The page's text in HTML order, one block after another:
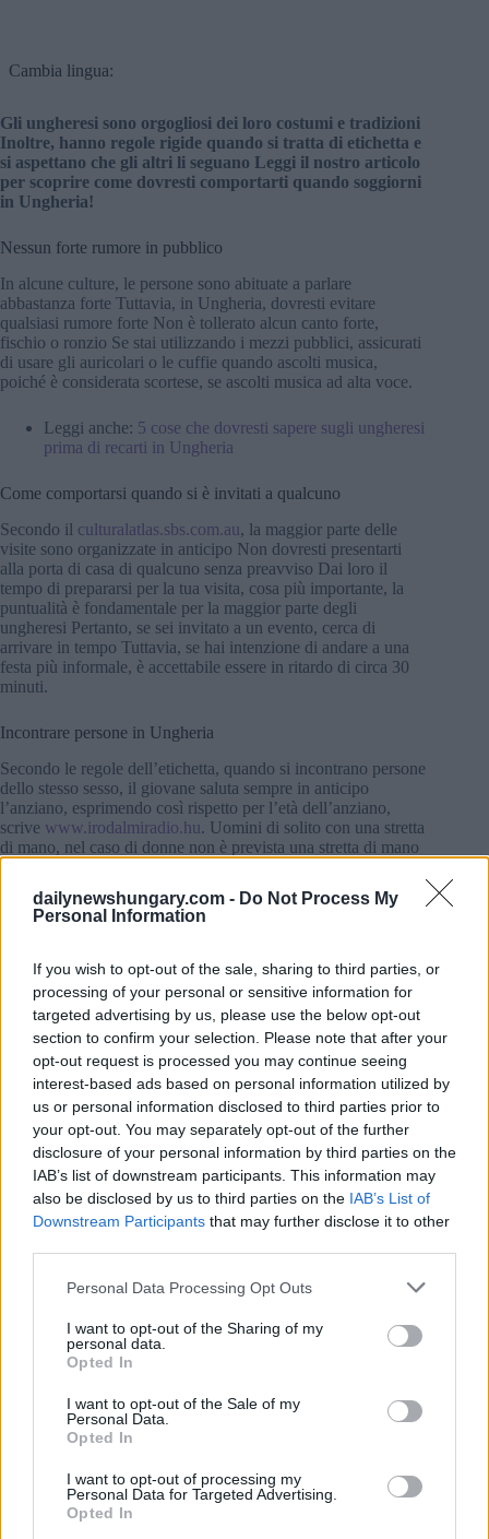
dailynewshungary.com - Do Not Process My
Personal Information
If you wish to opt-out of the sale, sharing to third parties, or
processing of your personal or sensitive information for
targeted advertising by us, please use the below opt-out
section to confirm your selection. Please note that after your
opt-out request is processed you may continue seeing
interest-based ads based on personal information utilized by
us or personal information disclosed to third parties prior to
your opt-out. You may separately opt-out of the further
disclosure of your personal information by third parties on the
IAB’s list of downstream participants. This information may
also be disclosed by us to third parties on the IAB’s List of
Downstream Participants that may further disclose it to other
Please note that this website/app uses one or more Google
not limited to your visit or usage behaviour. You may click to
grant or deny consent to Google and its third-party tags to
use your data for below specified purposes in below Google
consent section.
Personal Data Processing Opt Outs
I want to opt-out of the Sharing of my
personal data.
Opted In
I want to opt-out of the Sale of my
Personal Data.
Opted In
I want to opt-out of processing my
Personal Data for Targeted Advertising.
Opted In
Cambia lingua:
Gli ungheresi sono orgogliosi dei loro costumi e tradizioni
Inoltre, hanno regole rigide quando si tratta di etichetta e
si aspettano che gli altri li seguano Leggi il nostro articolo
per scoprire come dovresti comportarti quando soggiorni
in Ungheria!
Nessun forte rumore in pubblico
In alcune culture, le persone sono abituate a parlare
abbastanza forte Tuttavia, in Ungheria, dovresti evitare
qualsiasi rumore forte Non è tollerato alcun canto forte,
fischio o ronzio Se stai utilizzando i mezzi pubblici, assicurati
di usare gli auricolari o le cuffie quando ascolti musica,
poiché è considerata scortese, se ascolti musica ad alta voce.
Leggi anche: 5 cose che dovresti sapere sugli ungheresi
prima di recarti in Ungheria
Come comportarsi quando si è invitati a qualcuno
Secondo il culturalatlas.sbs.com.au, la maggior parte delle
visite sono organizzate in anticipo Non dovresti presentarti
alla porta di casa di qualcuno senza preavviso Dai loro il
tempo di prepararsi per la tua visita, cosa più importante, la
puntualità è fondamentale per la maggior parte degli
ungheresi Pertanto, se sei invitato a un evento, cerca di
arrivare in tempo Tuttavia, se hai intenzione di andare a una
festa più informale, è accettabile essere in ritardo di circa 30
minuti.
Incontrare persone in Ungheria
Secondo le regole dell’etichetta, quando si incontrano persone
dello stesso sesso, il giovane saluta sempre in anticipo
l’anziano, esprimendo così rispetto per l’età dell’anziano,
scrive www.irodalmiradio.hu. Uomini di solito con una stretta
di mano, nel caso di donne non è prevista una stretta di mano
Secondo le regole del protocollo, è necessario introdurre
persona più giovane, saluta il percorso inferiore/percorso di
rango a quello superiore, (l’arrivo) più tardi alla persona già
Leggi anche:La storia della lingua ungherese
L’ospitalità ungherese
Mangiare e bere sono sempre considerate occasioni speciali
per gli ungheresi. Non importa se si tratta di pranzo o cena,
agli ungheresi piace organizzare l’evento per assicurarsi che
tutto sia appropriato per l’occasione. Quando si fa il catering a
casa, l’ospite accoglie personalmente tutti gli ospiti in arrivo e
garantisce che gli ospiti bevano immediatamente. Mentre gli
ospiti se ne vanno, l’ospite esprime quanto è grato che gli
ospiti abbiano accettato l’invito.
Leggi anche
Le più belle parole ungheresi
folklore ungherese tradizione
Leave a Reply
Your email address will not be published.